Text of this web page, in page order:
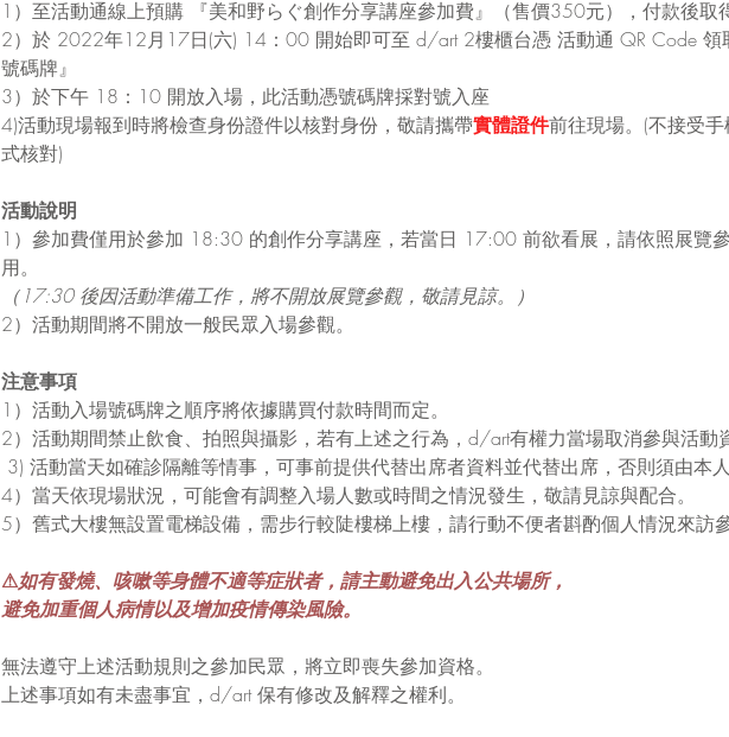
1）至活動通線上預購 『美和野らぐ創作分享講座參加費』（售價350元），付款後取
2）於 2022年12月17日(六) 14：00 開始即可至 d/art 2樓櫃台憑 活動通 QR Code 領
號碼牌』
3）於下午 18：10 開放入場，此活動憑號碼牌採對號入座
4)活動現場報到時將檢查身份證件以核對身份，敬請攜帶實體證件前往現場。(不接受
式核對)
活動說明
1）參加費僅用於參加 18:30 的創作分享講座，若當日 17:00 前欲看展，請依照展覽
用。
（17:30 後因活動準備工作，將不開放展覽參觀，敬請見諒。）
2）活動期間將不開放一般民眾入場參觀。
注意事項
1）活動入場號碼牌之順序將依據購買付款時間而定。
2）活動期間禁止飲食、拍照與攝影，若有上述之行為，d/art有權力當場取消參與活動
3) 活動當天如確診隔離等情事，可事前提供代替出席者資料並代替出席，否則須由本
4）當天依現場狀況，可能會有調整入場人數或時間之情況發生，敬請見諒與配合。
5）舊式大樓無設置電梯設備，需步行較陡樓梯上樓，請行動不便者斟酌個人情況來訪
⚠如有發燒、咳嗽等身體不適等症狀者，請主動避免出入公共場所，
避免加重個人病情以及增加疫情傳染風險。
無法遵守上述活動規則之參加民眾，將立即喪失參加資格。
上述事項如有未盡事宜，d/art 保有修改及解釋之權利。